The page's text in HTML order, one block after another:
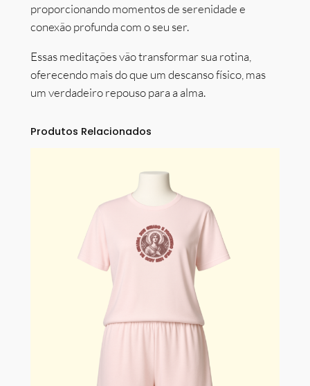
proporcionando momentos de serenidade e
conexão profunda com o seu ser.
Essas meditações vão transformar sua rotina,
oferecendo mais do que um descanso físico, mas
um verdadeiro repouso para a alma.
Produtos Relacionados